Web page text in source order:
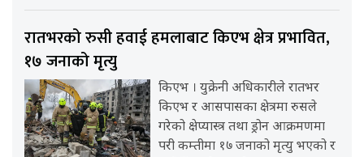
रातभरको रुसी हवाई हमलाबाट किएभ क्षेत्र प्रभावित,
१७ जनाको मृत्यु
किएभ । युक्रेनी अधिकारीले रातभर
किएभ र आसपासका क्षेत्रमा रुसले
गरेको क्षेप्यास्त्र तथा ड्रोन आक्रमणमा
परी कम्तीमा १७ जनाको मृत्यु भएको र